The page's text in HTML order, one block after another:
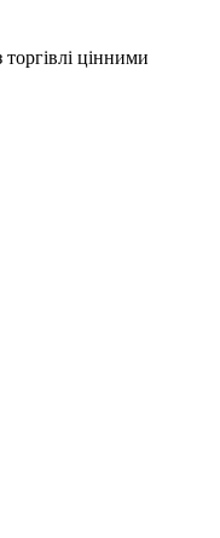
торгівлі цінними